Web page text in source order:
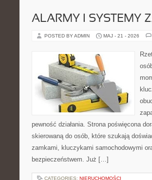
ALARMY I SYSTEMY
POSTED BY ADMIN MAJ - 21 - 2026
pewność działania. Strona poświęcona
skierowaną do osób, które szukają
zamkami, kluczykami samochodowymi
bezpieczeństwem. Już […]
CATEGORIES: NIERUCHOMOŚCI